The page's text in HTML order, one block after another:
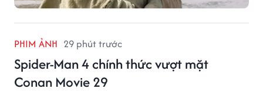
PHIM ẢNH 29 phút trước
Spider-Man 4 chính thức vượt mặt
Conan Movie 29